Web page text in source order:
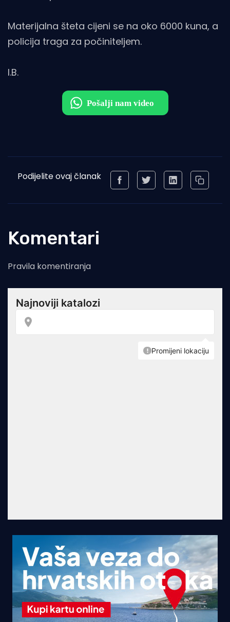
Materijalna šteta cijeni se na oko 6000 kuna, a
policija traga za počiniteljem.
I.B.
Podijelite ovaj članak
Komentari
Pravila komentiranja